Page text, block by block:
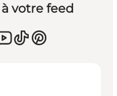
votre feed